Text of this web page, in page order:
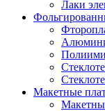
Лаки
Макетные